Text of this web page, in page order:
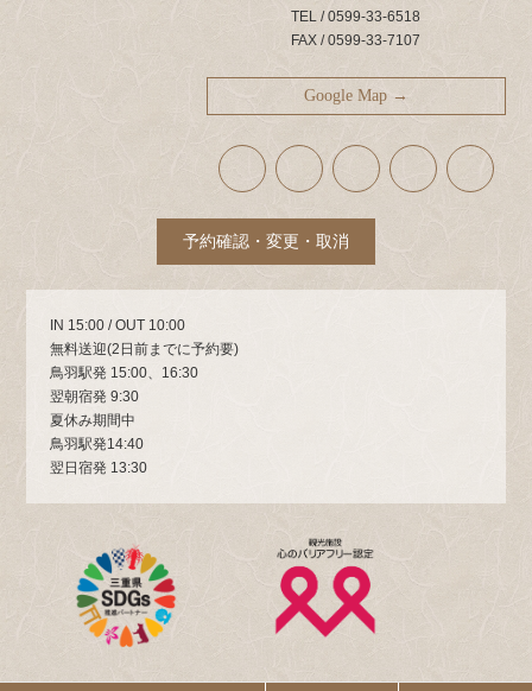
TEL / 0599-33-6518
FAX / 0599-33-7107
Google Map →
ア
イ
コ
ン
ン
ク
ア
イ
コ
ン
ン
ク
ア
イ
コ
ン
ン
ク
ア
イ
コ
ン
ア
イ
コ
ン
予約確認・変更・取消
IN 15:00 / OUT 10:00
無料送迎(2日前までに予約要)
鳥羽駅発 15:00、16:30
翌朝宿発 9:30
夏休み期間中
鳥羽駅発14:40
翌日宿発 13:30